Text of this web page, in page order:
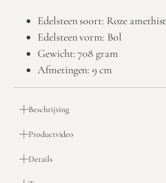
Edelsteen soort: Roze amethist
Edelsteen vorm: Bol
Gewicht: 708 gram
Afmetingen: 9 cm
Beschrijving
Productvideo
Details